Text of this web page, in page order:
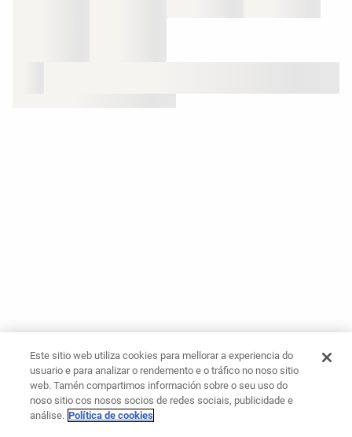
Este sitio web utiliza cookies para mellorar a experiencia do
usuario e para analizar o rendemento e o tráfico no noso sitio
web. Tamén compartimos información sobre o seu uso do
noso sitio cos nosos socios de redes sociais, publicidade e
análise. Política de cookies